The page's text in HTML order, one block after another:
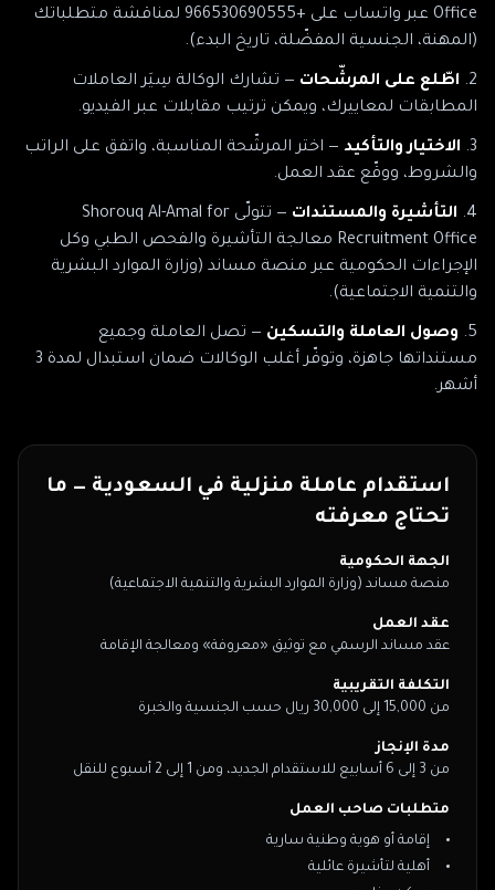
Office عبر واتساب على +966530690555
لمناقشة متطلباتك
(المهنة، الجنسية المفضّلة، تاريخ البدء).
اطّلع على المرشّحات — تشارك الوكالة سِيَر العاملات
المطابقات لمعاييرك، ويمكن ترتيب مقابلات عبر الفيديو.
الاختيار والتأكيد — اختر المرشّحة المناسبة، واتفق على الراتب
والشروط، ووقّع عقد العمل.
التأشيرة والمستندات — تتولّى Shorouq Al-Amal for
Recruitment Office معالجة التأشيرة والفحص الطبي وكل
الإجراءات الحكومية عبر منصة مساند (وزارة الموارد البشرية
والتنمية الاجتماعية).
وصول العاملة والتسكين — تصل العاملة وجميع
مستنداتها جاهزة، وتوفّر أغلب الوكالات ضمان استبدال لمدة 3
أشهر.
استقدام عاملة منزلية في السعودية — ما
تحتاج معرفته
الجهة الحكومية
منصة مساند (وزارة الموارد البشرية والتنمية الاجتماعية)
عقد العمل
عقد مساند الرسمي مع توثيق «معروفة» ومعالجة الإقامة
التكلفة التقريبية
من 15,000 إلى 30,000 ريال حسب الجنسية والخبرة
مدة الإنجاز
من 3 إلى 6 أسابيع للاستقدام الجديد، ومن 1 إلى 2 أسبوع للنقل
متطلبات صاحب العمل
إقامة أو هوية وطنية سارية
أهلية لتأشيرة عائلية